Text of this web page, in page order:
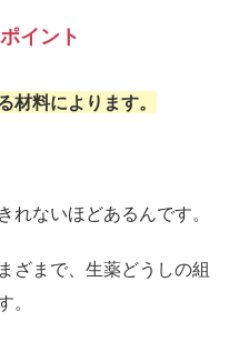
イント
材料によります。
ないほどあるんです。
ざまで、生薬どうしの組
。